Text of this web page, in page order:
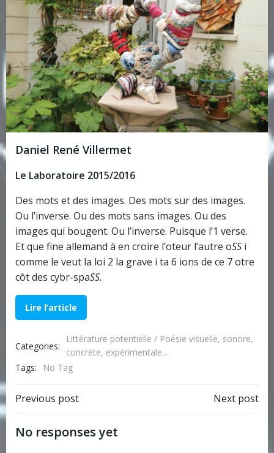
Daniel René Villermet
Le Laboratoire 2015/2016
Des mots et des images. Des mots sur des images.
Ou l’inverse. Ou des mots sans images. Ou des
images qui bougent. Ou l’inverse. Puisque l’1 verse.
Et que fine allemand à en croire l’oteur l’autre oSS i
comme le veut la loi 2 la grave i ta 6 ions de ce 7 otre
côt des cybr-spaSS.
Lire l’article
Categories:
Littérature potentielle / Poésie visuelle, sonore,
concrète, expérimentale…
Tags:
No Tag
Post
navigation
Previous post Next post
No responses yet